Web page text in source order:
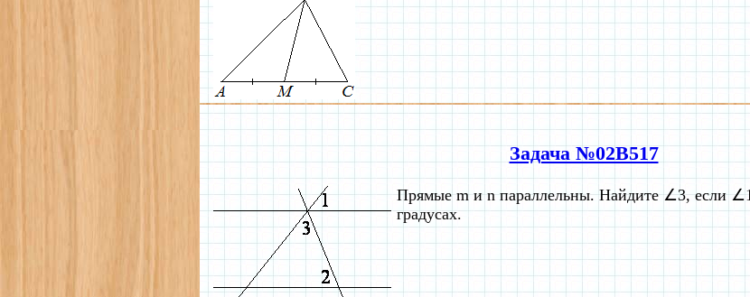
Задача №02B517
Прямые m и n параллельны. Найдите ∠3, если
градусах.